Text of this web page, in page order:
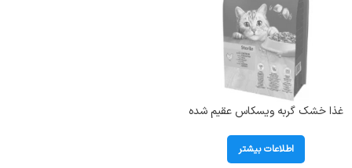
غذا خشک گربه ویسکاس عقیم شده
Chicken
اطلاعات بیشتر